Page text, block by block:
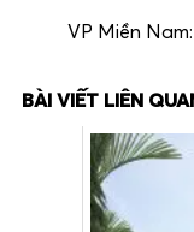
VP Miền
BÀI VIẾT LIÊN